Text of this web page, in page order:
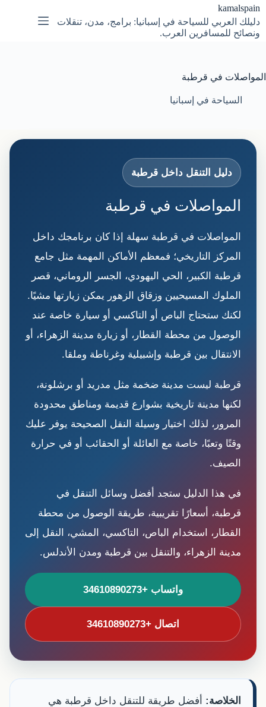
التجاوز
إلى
المحتوى
kamalspain
دليلك العربي للسياحة في إسبانيا: برامج، مدن، تنقلات
ونصائح للمسافرين العرب.
المواصلات في قرطبة
السياحة في إسبانيا
دليل التنقل داخل قرطبة
المواصلات في قرطبة
المواصلات في قرطبة سهلة إذا كان برنامجك داخل
المركز التاريخي؛ فمعظم الأماكن المهمة مثل جامع
قرطبة الكبير، الحي اليهودي، الجسر الروماني، قصر
الملوك المسيحيين وزقاق الزهور يمكن زيارتها مشيًا.
لكنك ستحتاج الباص أو التاكسي أو سيارة خاصة عند
الوصول من محطة القطار، أو زيارة مدينة الزهراء، أو
الانتقال بين قرطبة وإشبيلية وغرناطة وملقا.
قرطبة ليست مدينة ضخمة مثل مدريد أو برشلونة،
لكنها مدينة تاريخية بشوارع قديمة ومناطق محدودة
المرور، لذلك اختيار وسيلة النقل الصحيحة يوفر عليك
وقتًا وتعبًا، خاصة مع العائلة أو الحقائب أو في حرارة
الصيف.
في هذا الدليل ستجد أفضل وسائل التنقل في
قرطبة، أسعارًا تقريبية، طريقة الوصول من محطة
القطار، استخدام الباص، التاكسي، المشي، النقل إلى
مدينة الزهراء، والتنقل بين قرطبة ومدن الأندلس.
واتساب +34610890273
اتصال +34610890273
الخلاصة: أفضل طريقة للتنقل داخل قرطبة هي